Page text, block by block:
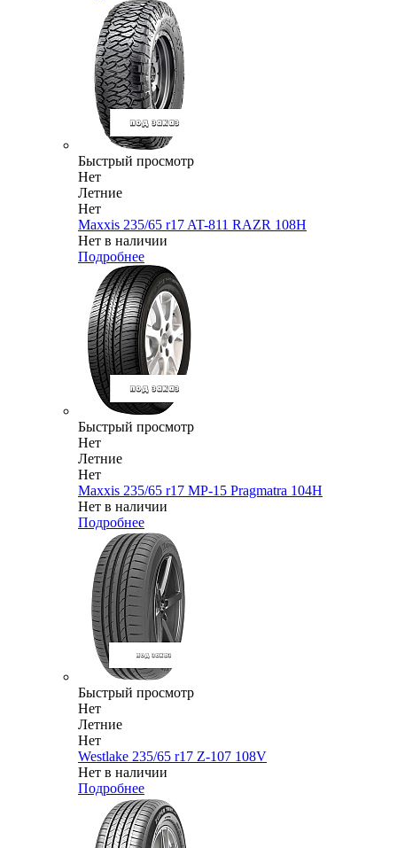
Быстрый просмотр
Нет
Летние
Нет
Maxxis 235/65 r17 AT-811 RAZR 108H
Нет в наличии
Подробнее
Быстрый просмотр
Нет
Летние
Нет
Maxxis 235/65 r17 MP-15 Pragmatra 104H
Нет в наличии
Подробнее
Быстрый просмотр
Нет
Летние
Нет
Westlake 235/65 r17 Z-107 108V
Нет в наличии
Подробнее